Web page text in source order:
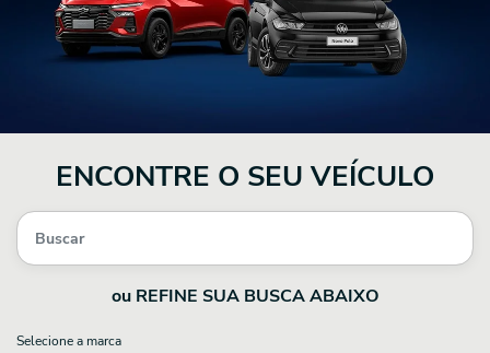
ENCONTRE O SEU VEÍCULO
ou REFINE SUA BUSCA ABAIXO
Selecione a marca